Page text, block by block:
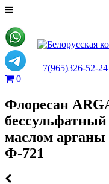
+7(965)326-52-24
0
Флоресан
маслом арганы
Ф-721